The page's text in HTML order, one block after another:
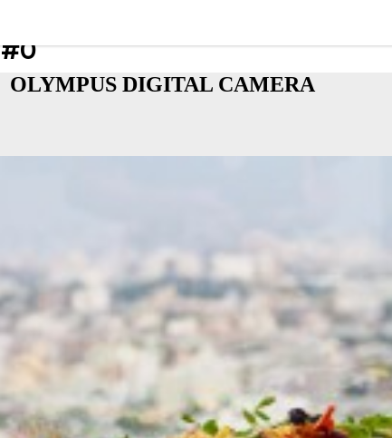
#0
OLYMPUS DIGITAL CAMERA